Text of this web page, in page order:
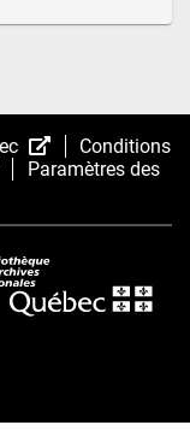
(Cet
hyperlien
nouvelle
fenêtre.)
Conditions
fenêtre.)
Paramètres des